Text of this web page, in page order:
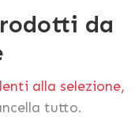
da
alla selezione,
tutto.